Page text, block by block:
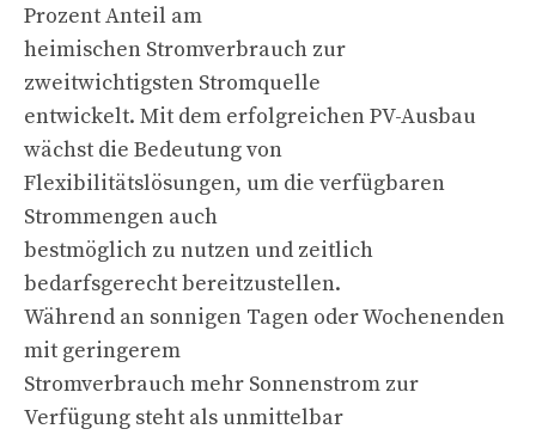
Prozent Anteil am
heimischen Stromverbrauch zur
zweitwichtigsten Stromquelle
entwickelt. Mit dem erfolgreichen PV-Ausbau
wächst die Bedeutung von
Flexibilitätslösungen, um die verfügbaren
Strommengen auch
bestmöglich zu nutzen und zeitlich
bedarfsgerecht bereitzustellen.
Während an sonnigen Tagen oder Wochenenden
mit geringerem
Stromverbrauch mehr Sonnenstrom zur
Verfügung steht als unmittelbar